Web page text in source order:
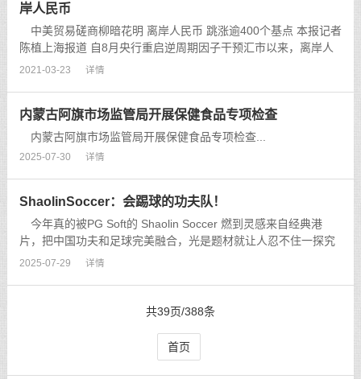
岸人民币
中美贸易磋商柳暗花明 离岸人民币 跳涨逾400个基点 本报记者
陈植上海报道 自8月央行重启逆周期因子干预汇市以来，离岸人
民币兑美元汇率（CNH）迎来了久违的大涨。 受美国邀请中国进
2021-03-23 详情
内蒙古阿旗市场监管局开展保健食品专项检查
内蒙古阿旗市场监管局开展保健食品专项检查...
2025-07-30 详情
ShaolinSoccer：会踢球的功夫队！
今年真的被PG Soft的 Shaolin Soccer 燃到灵感来自经典港
片，把中国功夫和足球完美融合，光是题材就让人忍不住一探究
竟！ 最酷的是每次转动都能体验到球员变身的惊喜，四个相同的
2025-07-29 详情
共39页/388条
首页